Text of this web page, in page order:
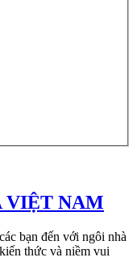
VIỆT NAM
bạn đến với ngôi nhà
thức và niềm vui